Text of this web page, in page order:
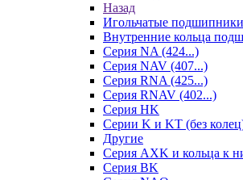
Назад
Игольчатые подшипники
Внутренние кольца
Серия NA (424...)
Серия NAV (407...)
Серия RNA (425...)
Серия RNAV (402...)
Серия HK
Серии K и KT (без
Другие
Серия AXK и кольца к
Серия BK